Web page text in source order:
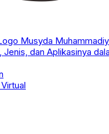
Musyda
dan Aplikasinya